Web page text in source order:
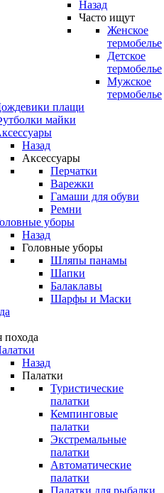
Назад
Часто ищут
Женское
термобелье
Детское
термобелье
Мужское
термобелье
плащи
майки
Назад
Аксессуары
Перчатки
Варежки
Гамаши для обуви
Ремни
уборы
Назад
Головные уборы
Шляпы панамы
Шапки
Балаклавы
Шарфы и Маски
похода
Назад
Палатки
Туристические
палатки
Кемпинговые
палатки
Экстремальные
палатки
Автоматические
палатки
Палатки для рыбалки